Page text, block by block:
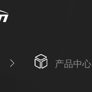
产品中心